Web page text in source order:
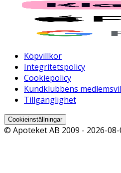
Köpvillkor
Integritetspolicy
Cookiepolicy
Kundklubbens
Tillgänglighet
Cookieinställningar
© Apoteket AB 2009 - 2026-08-